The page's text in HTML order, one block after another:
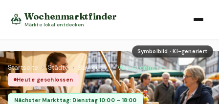
Wochenmarktfinder
Märkte lokal entdecken
Symbolbild · KI-generiert
Startseite › Städte › Bayreuth › Viktualienmarkt
Heute geschlossen
Nächster Markttag: Dienstag 10:00 – 18:00